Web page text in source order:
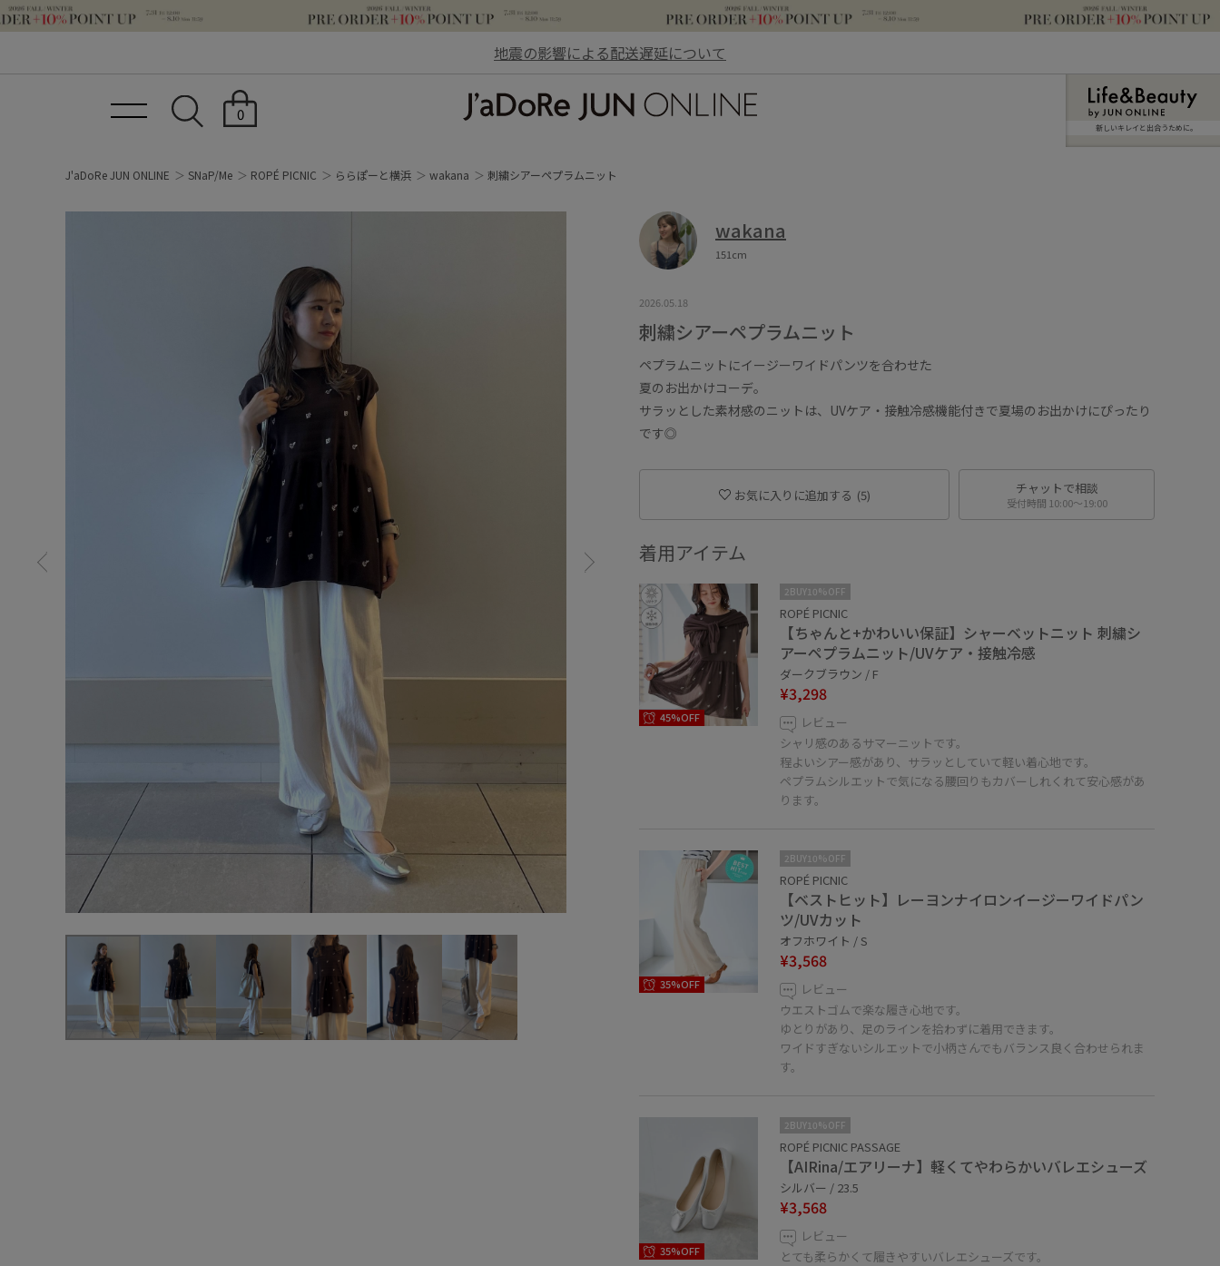
地震の影響による配送遅延について
0
新しいキレイと出合うために。
J'aDoRe JUN ONLINE SNaP/Me ROPÉ PICNIC ららぽーと横浜 wakana 刺繍シアーペプラムニット
wakana
151cm
2026.05.18
刺繍シアーペプラムニット
ペプラムニットにイージーワイドパンツを合わせた
夏のお出かけコーデ。
サラッとした素材感のニットは、UVケア・接触冷感機能付きで夏場のお出かけにぴったり
です◎
お気に入りに追加する (5) チャットで相談
受付時間 10:00〜19:00
着用アイテム
45%OFF
2BUY10%OFF
ROPÉ PICNIC
【ちゃんと+かわいい保証】シャーベットニット 刺繍シ
アーペプラムニット/UVケア・接触冷感
ダークブラウン / F
¥3,298
レビュー
シャリ感のあるサマーニットです。
程よいシアー感があり、サラッとしていて軽い着心地です。
ペプラムシルエットで気になる腰回りもカバーしれくれて安心感があ
ります。
35%OFF
2BUY10%OFF
ROPÉ PICNIC
【ベストヒット】レーヨンナイロンイージーワイドパン
ツ/UVカット
オフホワイト / S
¥3,568
レビュー
ウエストゴムで楽な履き心地です。
ゆとりがあり、足のラインを拾わずに着用できます。
ワイドすぎないシルエットで小柄さんでもバランス良く合わせられま
す。
35%OFF
2BUY10%OFF
ROPÉ PICNIC PASSAGE
【AIRina/エアリーナ】軽くてやわらかいバレエシューズ
シルバー / 23.5
¥3,568
レビュー
とても柔らかくて履きやすいバレエシューズです。